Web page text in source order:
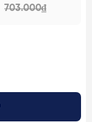
703.000₫